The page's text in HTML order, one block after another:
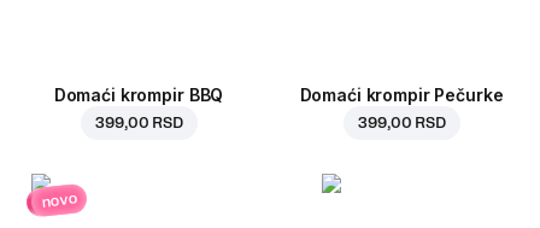
Domaći krompir BBQ
399,00 RSD
Domaći krompir Pečurke
399,00 RSD
novo